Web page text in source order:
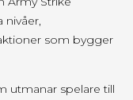
nivåer,
som bygger
utmanar spelare till